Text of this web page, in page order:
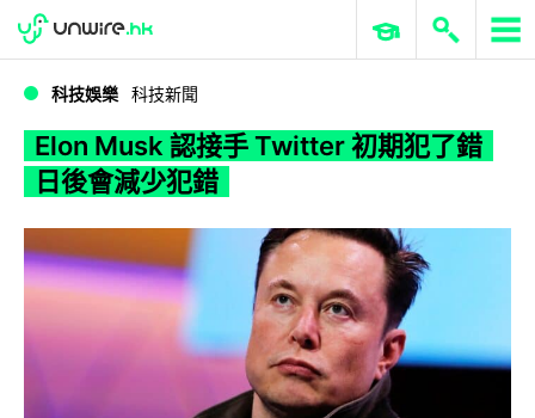
WWDC 2026 ERP 與商業 AI
科技娛樂 科技新聞
Elon Musk 認接手 Twitter 初期犯了錯
日後會減少犯錯